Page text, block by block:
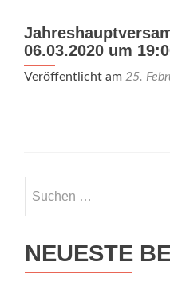
06.03.2020 um
Veröffentlicht am 25.
nach:
NEUESTE